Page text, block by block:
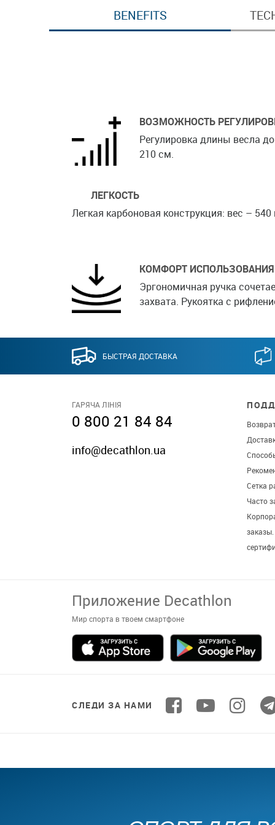
BENEFITS
ВОЗМОЖНОСТЬ
Регулировка длины весла
210 см.
ЛЕГКОСТЬ
Легкая карбоновая конструкция: вес – 540
КОМФОРТ ИСПОЛЬЗОВАНИЯ
Эргономичная ручка
захвата. Рукоятка с
БЫСТРАЯ ДОСТАВКА
ГАРЯЧА ЛІНІЯ
0 800 21 84 84
info@decathlon.ua
Сетка
Часто
Приложение Decathlon
Мир спорта в твоем смартфоне
СЛЕДИ ЗА НАМИ